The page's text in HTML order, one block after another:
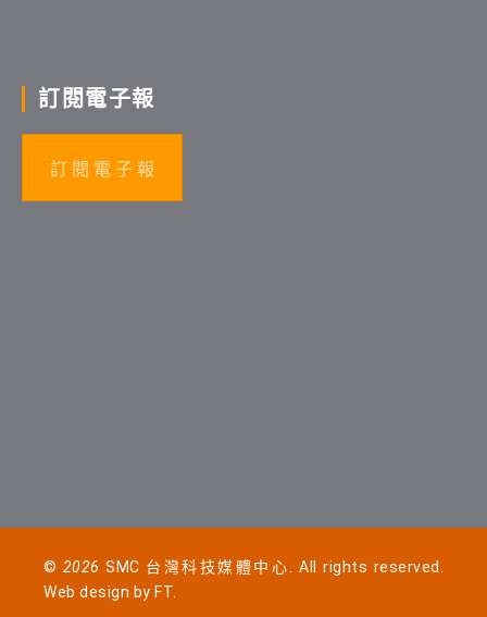
訂閱電子報
訂 閱 電 子 報
© 2026 SMC 台灣科技媒體中心. All rights reserved.
Web design by FT